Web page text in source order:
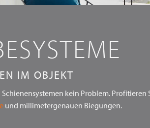
IM OBJEKT
kein Problem. Profitieren
und millimetergenauen Biegungen.